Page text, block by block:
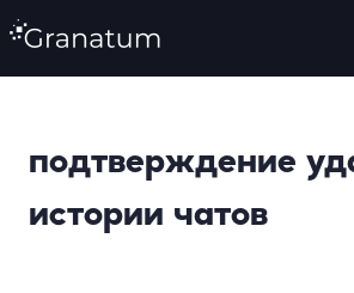
подтверждение
истории чатов